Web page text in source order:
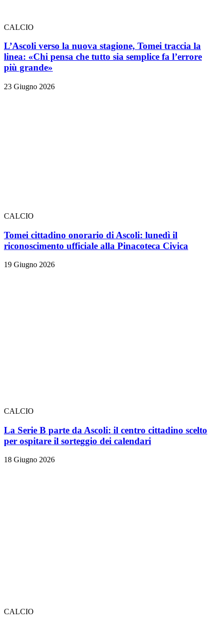
CALCIO
L’Ascoli verso la nuova stagione, Tomei traccia la
linea: «Chi pensa che tutto sia semplice fa l’errore
più grande»
23 Giugno 2026
CALCIO
Tomei cittadino onorario di Ascoli: lunedì il
riconoscimento ufficiale alla Pinacoteca Civica
19 Giugno 2026
CALCIO
La Serie B parte da Ascoli: il centro cittadino scelto
per ospitare il sorteggio dei calendari
18 Giugno 2026
CALCIO